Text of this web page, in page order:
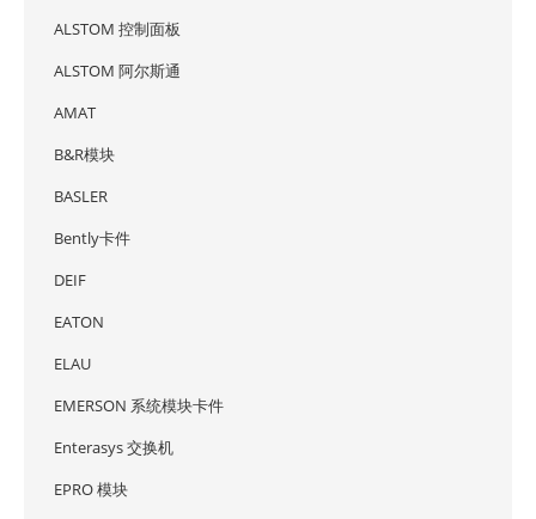
ALSTOM 控制面板
ALSTOM 阿尔斯通
AMAT
B&R模块
BASLER
Bently卡件
DEIF
EATON
ELAU
EMERSON 系统模块卡件
Enterasys 交换机
EPRO 模块